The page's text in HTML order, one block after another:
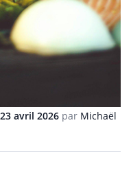
23 avril 2026 par Michaël